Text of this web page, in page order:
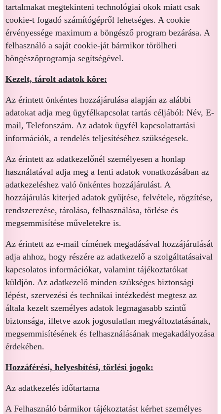
tartalmakat megtekinteni technológiai okok miatt csak
cookie-t fogadó számítógépről lehetséges. A cookie
érvényessége maximum a böngésző program bezárása. A
felhasználó a saját cookie-ját bármikor törölheti
böngészőprogramja segítségével.
Kezelt, tárolt adatok köre:
Az érintett önkéntes hozzájárulása alapján az alábbi
adatokat adja meg ügyfélkapcsolat tartás céljából: Név, E-
mail, Telefonszám. Az adatok ügyfél kapcsolattartási
információk, a rendelés teljesítéséhez szükségesek.
Az érintett az adatkezelőnél személyesen a honlap
használatával adja meg a fenti adatok vonatkozásában az
adatkezeléshez való önkéntes hozzájárulást. A
hozzájárulás kiterjed adatok gyűjtése, felvétele, rögzítése,
rendszerezése, tárolása, felhasználása, törlése és
megsemmisítése műveletekre is.
Az érintett az e-mail címének megadásával hozzájárulását
adja ahhoz, hogy részére az adatkezelő a szolgáltatásaival
kapcsolatos információkat, valamint tájékoztatókat
küldjön. Az adatkezelő minden szükséges biztonsági
lépést, szervezési és technikai intézkedést megtesz az
általa kezelt személyes adatok legmagasabb szintű
biztonsága, illetve azok jogosulatlan megváltoztatásának,
megsemmisítésének és felhasználásának megakadályozása
érdekében.
Hozzáférési, helyesbítési, törlési jogok:
Az adatkezelés időtartama
A Felhasználó bármikor tájékoztatást kérhet személyes